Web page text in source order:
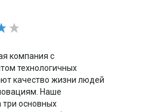
компания с
технологичных
качество жизни людей
Наше
три основных